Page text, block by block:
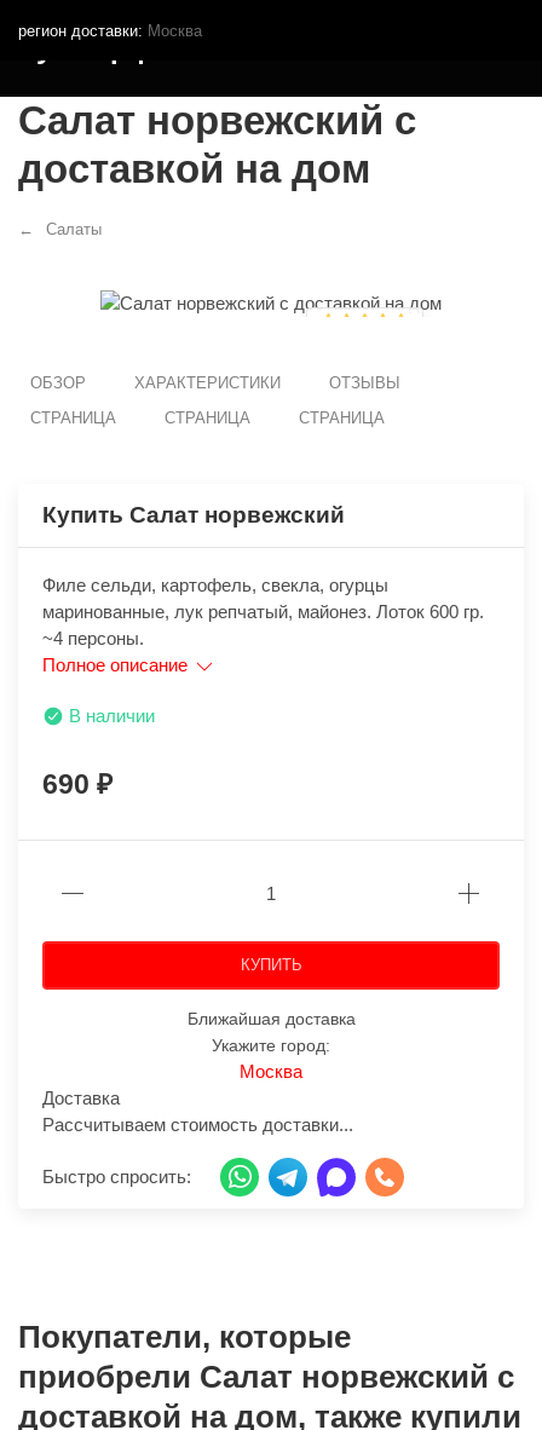
регион доставки: Москва
Кутья.рф
Салат норвежский с
доставкой на дом
Салаты
ОБЗОР ХАРАКТЕРИСТИКИ
ОТЗЫВЫ
СТРАНИЦА
СТРАНИЦА СТРАНИЦА
Купить Салат норвежский
Филе сельди, картофель, свекла, огурцы
маринованные, лук репчатый, майонез. Лоток 600 гр.
~4 персоны.
Полное описание
В наличии
690
КУПИТЬ
Ближайшая доставка
Укажите город:
Москва
Доставка
Рассчитываем стоимость доставки...
Быстро спросить:
Покупатели, которые
приобрели Салат норвежский с
доставкой на дом, также купили